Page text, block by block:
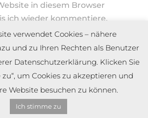
in diesem Browser
ich wieder kommentiere.
by Dennis Meier
verwendet Cookies – nähere
und zu Ihren Rechten als Benutzer
Datenschutzerklärung. Klicken Sie
um Cookies zu akzeptieren und
Website besuchen zu können.
Ich stimme zu